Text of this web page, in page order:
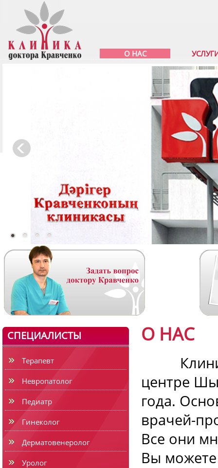
О НАС
СПЕЦИАЛИСТЫ
Терапевт
Невропатолог
Педиатр
Гинеколог
Дерматовенеролог
Уролог
О НАС
центре
года.
врачей-
Все они
Вы